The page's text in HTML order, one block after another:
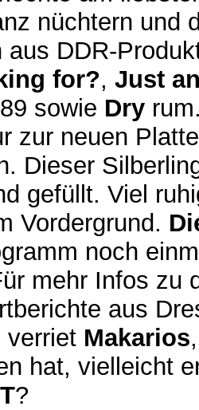
nüchtern und
aus DDR-
for?, Just
sowie Dry
zur neuen
Dieser
gefüllt. Viel
Vordergrund.
noch
mehr Infos zu
aus
verriet Makarios
hat, vielleicht
?